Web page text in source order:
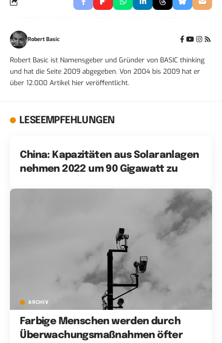
Robert Basic
Robert Basic ist Namensgeber und Gründer von BASIC thinking
und hat die Seite 2009 abgegeben. Von 2004 bis 2009 hat er
über 12.000 Artikel hier veröffentlicht.
LESEEMPFEHLUNGEN
China: Kapazitäten aus Solaranlagen
nehmen 2022 um 90 Gigawatt zu
ARCHIV
Farbige Menschen werden durch
Überwachungsmaßnahmen öfter